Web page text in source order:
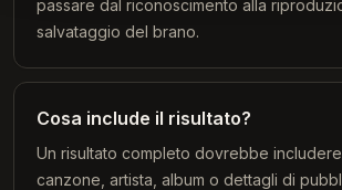
passare dal riconoscimento alla
salvataggio del brano.
Cosa include il risultato?
Un risultato completo dovrebbe
canzone, artista, album o dettagli di